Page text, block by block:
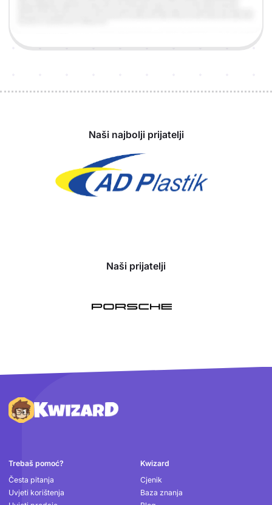
Naši najbolji prijatelji
Naši prijatelji
Podnožje
Trebaš pomoć?
Česta pitanja
Uvjeti korištenja
Kwizard
Cjenik
Baza znanja